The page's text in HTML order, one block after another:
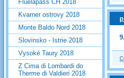
Flüelapass CH 2018
Kvarner ostrovy 2018
Monte Baldo Nord 2018
Slovinsko - Istrie 2018
Vysoké Taury 2018
Z Cima di Lombardi do
Therme di Valdieri 2018